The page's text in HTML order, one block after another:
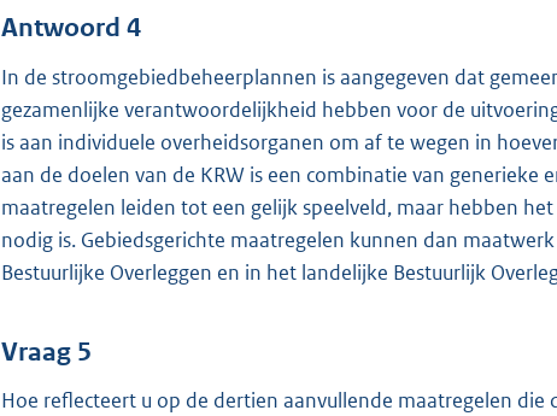
Antwoord 4
In de stroomgebiedbeheerplannen is aangegeven dat
gezamenlijke verantwoordelijkheid hebben voor de
is aan individuele overheidsorganen om af te wegen in
aan de doelen van de KRW is een combinatie van generieke
maatregelen leiden tot een gelijk speelveld, maar hebben
nodig is. Gebiedsgerichte maatregelen kunnen dan
Bestuurlijke Overleggen en in het landelijke Bestuurlijk
Vraag 5
Hoe reflecteert u op de dertien aanvullende maatregelen